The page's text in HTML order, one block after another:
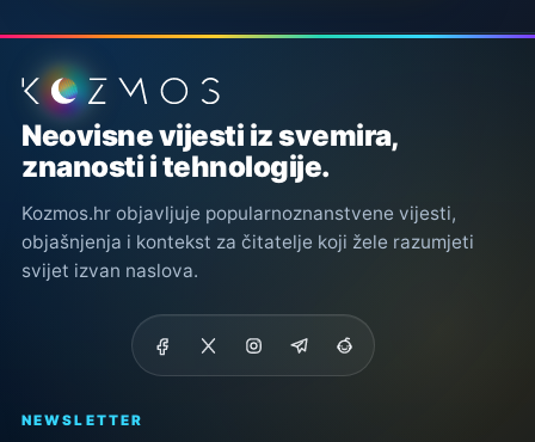
Podnožje stranice
Neovisne vijesti iz svemira,
znanosti i tehnologije.
Kozmos.hr objavljuje popularnoznanstvene vijesti,
objašnjenja i kontekst za čitatelje koji žele razumjeti
svijet izvan naslova.
NEWSLETTER